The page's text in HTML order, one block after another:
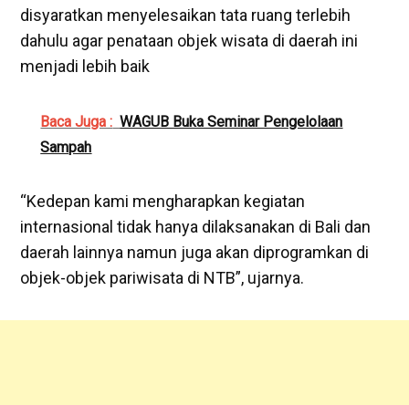
disyaratkan menyelesaikan tata ruang terlebih
dahulu agar penataan objek wisata di daerah ini
menjadi lebih baik
Baca Juga : WAGUB Buka Seminar Pengelolaan
Sampah
“Kedepan kami mengharapkan kegiatan
internasional tidak hanya dilaksanakan di Bali dan
daerah lainnya namun juga akan diprogramkan di
objek-objek pariwisata di NTB”, ujarnya.